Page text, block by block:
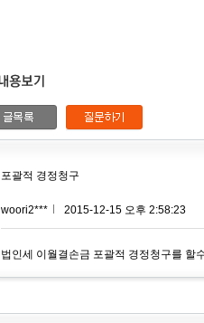
포괄적 경정청구
woori2*** 2015-12-15 오후 2:58:23
법인세 이월결손금 포괄적 경정청구를 할